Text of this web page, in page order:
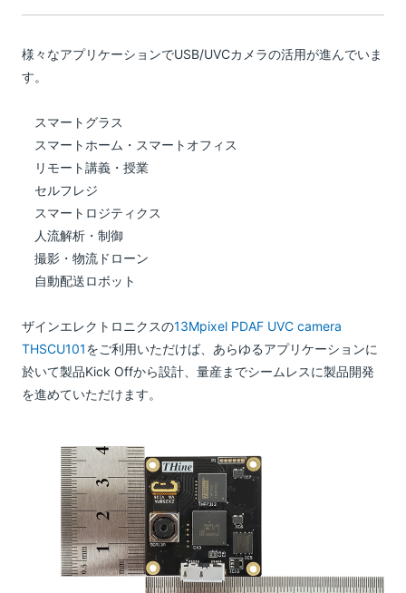
様々なアプリケーションでUSB/UVCカメラの活用が進んでいま
す。
スマートグラス
スマートホーム・スマートオフィス
リモート講義・授業
セルフレジ
スマートロジティクス
人流解析・制御
撮影・物流ドローン
自動配送ロボット
ザインエレクトロニクスの13Mpixel PDAF UVC camera
THSCU101をご利用いただけば、あらゆるアプリケーションに
於いて製品Kick Offから設計、量産までシームレスに製品開発
を進めていただけます。